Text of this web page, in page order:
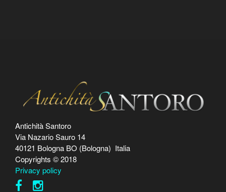
Antichità Santoro
Via Nazario Sauro 14
40121 Bologna BO (Bologna) Italia
Copyrights © 2018
Privacy policy